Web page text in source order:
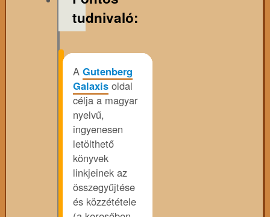
tudnivaló:
A Gutenberg
Galaxis oldal
célja a magyar
nyelvű,
ingyenesen
letölthető
könyvek
linkjeinek az
összegyűjtése
és közzététele